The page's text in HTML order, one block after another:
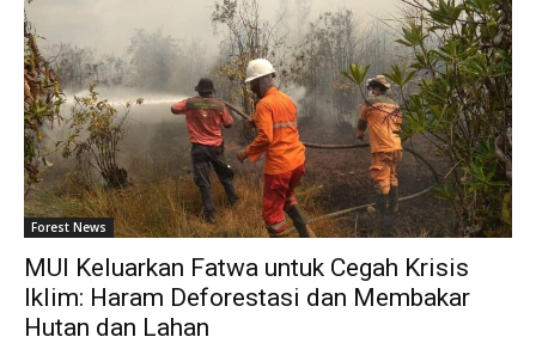
Forest News
MUI Keluarkan Fatwa untuk Cegah Krisis
Iklim: Haram Deforestasi dan Membakar
Hutan dan Lahan